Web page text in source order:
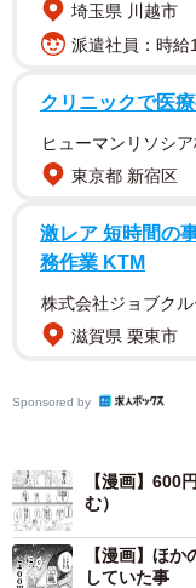
そして、「一切れく
ます」という店員
段を聞き返すと「グ
く見てみると値札に
ていたのです！
埼玉県 川越市
派遣社員：時給
クリニックで医
ヒューマンリソシ
東京都 新宿区
激レア 短時間の
務作業 KTM
株式会社ジョブクル
滋賀県 栗東市
Sponsored by
【漫画】600
む）
【漫画】ほ
していた事